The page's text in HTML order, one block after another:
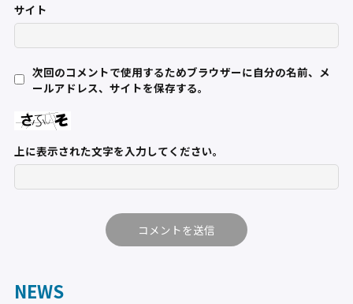
サイト
次回のコメントで使用するためブラウザーに自分の名前、メ
ールアドレス、サイトを保存する。
上に表示された文字を入力してください。
NEWS